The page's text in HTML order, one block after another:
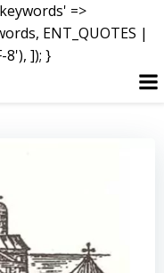
=>
ENT_QUOTES |
8'), ]); }